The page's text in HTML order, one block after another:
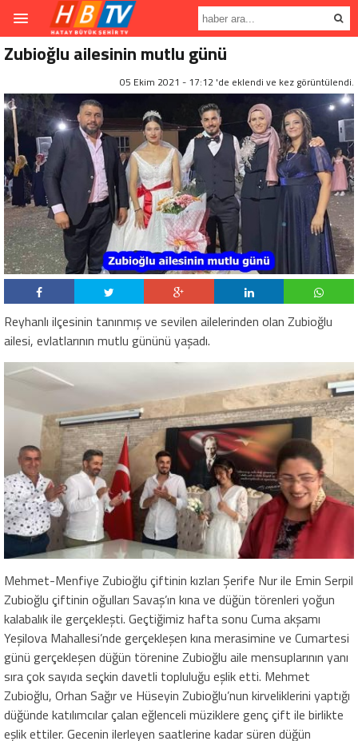
Zubioğlu ailesinin mutlu günü
05 Ekim 2021 - 17:12 'de eklendi ve kez görüntülendi.
Reyhanlı ilçesinin tanınmış ve sevilen ailelerinden olan Zubioğlu
ailesi, evlatlarının mutlu gününü yaşadı.
Mehmet-Menfiye Zubioğlu çiftinin kızları Şerife Nur ile Emin Serpil
Zubioğlu çiftinin oğulları Savaş’ın kına ve düğün törenleri yoğun
kalabalık ile gerçekleşti. Geçtiğimiz hafta sonu Cuma akşamı
Yeşilova Mahallesi’nde gerçekleşen kına merasimine ve Cumartesi
günü gerçekleşen düğün törenine Zubioğlu aile mensuplarının yanı
sıra çok sayıda seçkin davetli topluluğu eşlik etti. Mehmet
Zubioğlu, Orhan Sağır ve Hüseyin Zubioğlu’nun kirveliklerini yaptığı
düğünde katılımcılar çalan eğlenceli müziklere genç çift ile birlikte
eşlik ettiler. Gecenin ilerleyen saatlerine kadar süren düğün